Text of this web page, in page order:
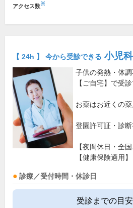
アクセス数※
【 24h 】 今から受診できる 小児科
子供の発熱・体調
【ご自宅】で受
お薬はお近くの
登園許可証・診
【夜間休日・全国
【健康保険適用】
診療／受付時間・休診日
受診までの目